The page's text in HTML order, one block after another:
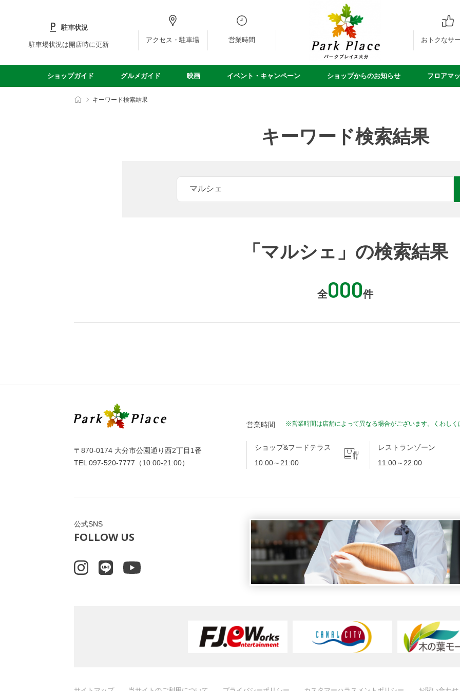
駐車状況
駐車場状況は開店時に更新
アクセス・駐車場 営業時間 おトクなサ
ショップガイド グルメガイド 映画 イベント・キャンペーン ショップからのお知らせ フロアマ
キーワード検索結果
キーワード検索結果
「マルシェ」の検索結果
全000件
〒870-0174 大分市公園通り西2丁目1番
TEL 097-520-7777 （10:00-21:00）
営業時間 ※営業時間は店舗によって異なる場合がございます。くわしく
ショップ&フードテラス
10:00～21:00
レストランゾーン
11:00～22:00
公式SNS
FOLLOW US